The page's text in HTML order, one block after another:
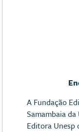
A Fundação
Samambaia
Editora Unesp